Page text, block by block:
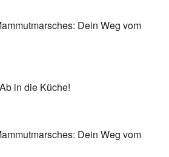
Dein Weg vom
in die Küche!
Dein Weg vom